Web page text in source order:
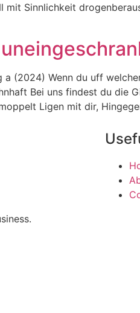
Sinnlichkeit
(2024) Wenn du uff
Bei uns findest du die
Ligen mit dir,